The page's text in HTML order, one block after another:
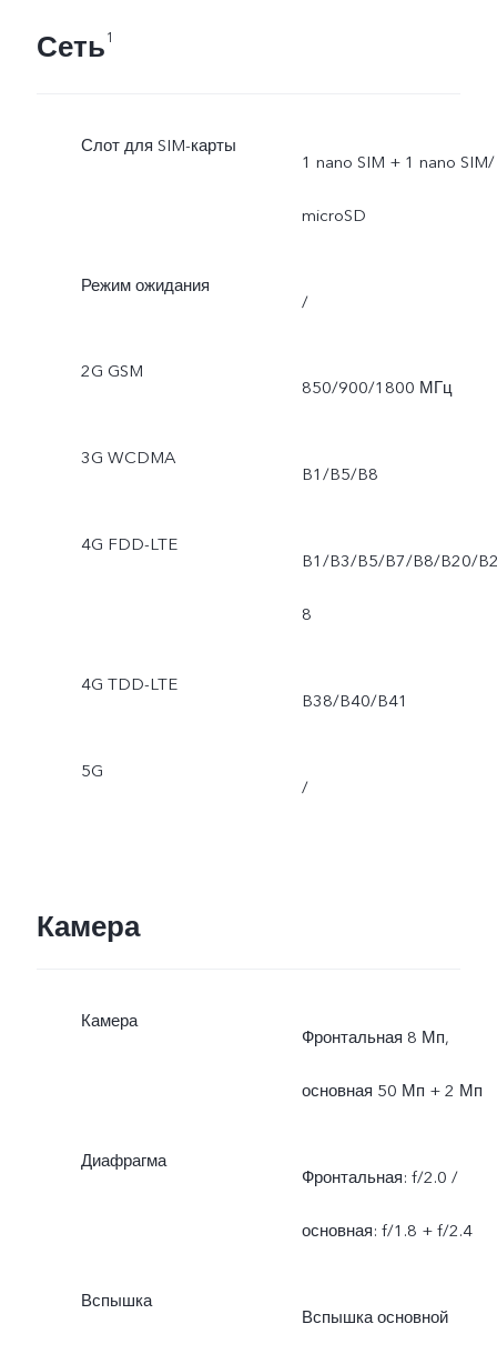
Сеть1
Слот для SIM-карты
1 nano SIM + 1 nano SIM/
microSD
Режим ожидания
/
2G GSM
850/900/1800 МГц
3G WCDMA
B1/B5/B8
4G FDD-LTE
B1/B3/B5/B7/B8/B20/
8
4G TDD-LTE
B38/B40/B41
5G
/
Камера
Камера
Фронтальная 8 Мп,
основная 50 Мп + 2 Мп
Диафрагма
Фронтальная: f/2.0 /
основная: f/1.8 + f/2.4
Вспышка
Вспышка основной